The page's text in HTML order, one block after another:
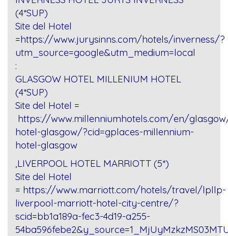
(4*SUP)
Site del Hotel
=https://www.jurysinns.com/hotels/inverness/?
utm_source=google&utm_medium=local
:
GLASGOW HOTEL MILLENIUM HOTEL
(4*SUP)
Site del Hotel =
https://www.millenniumhotels.com/en/
hotel-glasgow/?cid=gplaces-millennium-
hotel-glasgow
,LIVERPOOL HOTEL MARRIOTT (5*)
Site del Hotel
= https://www.marriott.com/hotels/travel/lpllp-
liverpool-marriott-hotel-city-centre/?
scid=bb1a189a-fec3-4d19-a255-